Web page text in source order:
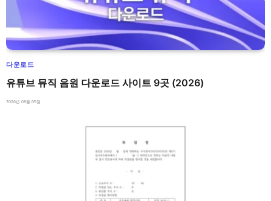
다운로드
유튜브 뮤직 음원 다운로드 사이트 9곳 (2026)
2026년 08월 05일